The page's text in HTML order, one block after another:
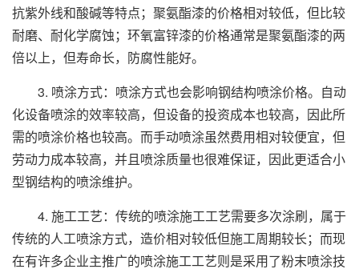
抗紫外线和酸碱等特点；聚氨酯漆的价格相对较低，但比较
耐磨、耐化学腐蚀；环氧富锌漆的价格通常是聚氨酯漆的两
倍以上，但寿命长，防腐性能好。
3. 喷涂方式：喷涂方式也会影响钢结构喷涂价格。自动
化设备喷涂的效率较高，但设备的投资成本也较高，因此所
需的喷涂价格也较高。而手动喷涂虽然费用相对较便宜，但
劳动力成本较高，并且喷涂质量也很难保证，因此更适合小
型钢结构的喷涂维护。
4. 施工工艺：传统的喷涂施工工艺需要多次涂刷，属于
传统的人工喷涂方式，造价相对较低但施工周期较长；而现
在有许多企业主推广的喷涂施工工艺则是采用了粉末喷涂技